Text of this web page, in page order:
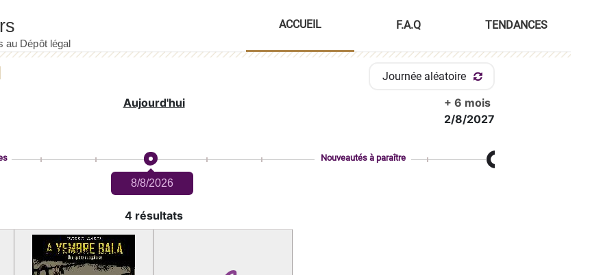
ACCUEIL F.A.Q TENDANCES
Journée aléatoire
Aujourd'hui
+ 6 mois
2/8/2027
8/8/2026
Nouveautés à paraître
4 résultats